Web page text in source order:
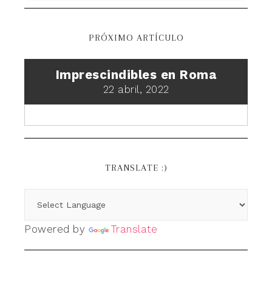
PRÓXIMO ARTÍCULO
Imprescindibles en Roma
22 abril, 2022
TRANSLATE :)
Powered by Translate